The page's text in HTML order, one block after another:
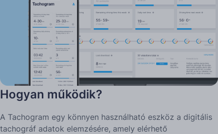
Hogyan működik?
A Tachogram egy könnyen használható eszköz a digitális
tachográf adatok elemzésére, amely elérhető